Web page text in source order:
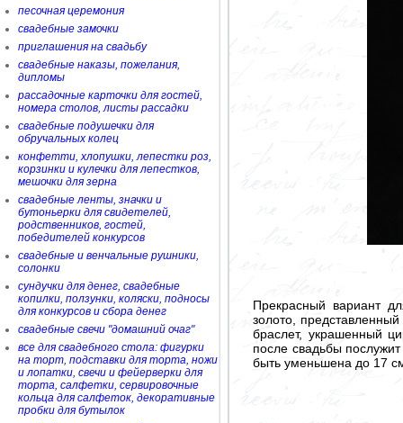
песочная церемония
свадебные замочки
приглашения на свадьбу
свадебные наказы, пожелания,
дипломы
рассадочные карточки для гостей,
номера столов, листы рассадки
свадебные подушечки для
обручальных колец
конфетти, хлопушки, лепестки роз,
корзинки и кулечки для лепестков,
мешочки для зерна
свадебные ленты, значки и
бутоньерки для свидетелей,
родственников, гостей,
победителей конкурсов
свадебные и венчальные рушники,
солонки
сундучки для денег, свадебные
копилки, ползунки, коляски, подносы
для конкурсов и сбора денег
свадебные свечи "домашний очаг"
все для свадебного стола: фигурки
на торт, подставки для торта, ножи
и лопатки, свечи и фейерверки для
торта, салфетки, сервировочные
кольца для салфеток, декоративные
пробки для бутылок
Прекрасный вариант
золото,
браслет, украшенный
после свадьбы
быть уменьшена до 17